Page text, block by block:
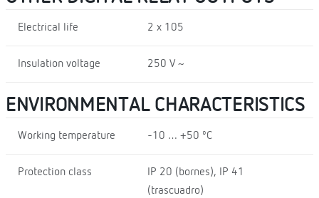
Electrical life 2 x 105
Insulation voltage 250 V ~
ENVIRONMENTAL CHARACTERISTICS
Working temperature -10 … +50 ºC
Protection class
IP 20 (bornes), IP 41
(trascuadro)